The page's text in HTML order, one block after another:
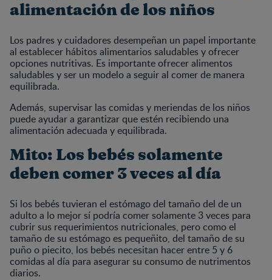
alimentación de los niños
Los padres y cuidadores desempeñan un papel importante
al establecer hábitos alimentarios saludables y ofrecer
opciones nutritivas. Es importante ofrecer alimentos
saludables y ser un modelo a seguir al comer de manera
equilibrada.
Además, supervisar las comidas y meriendas de los niños
puede ayudar a garantizar que estén recibiendo una
alimentación adecuada y equilibrada.
Mito: Los bebés solamente
deben comer 3 veces al día
Si los bebés tuvieran el estómago del tamaño del de un
adulto a lo mejor sí podría comer solamente 3 veces para
cubrir sus requerimientos nutricionales, pero como el
tamaño de su estómago es pequeñito, del tamaño de su
puño o piecito, los bebés necesitan hacer entre 5 y 6
comidas al día para asegurar su consumo de nutrimentos
diarios.